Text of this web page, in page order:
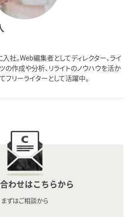
社。Web編集者としてディレクター、ライ
の作成や分析、リライトのノウハウを活か
フリーライターとして活躍中。
わせはこちらから
まずはご相談から